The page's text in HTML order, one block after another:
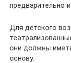
предварительно
Для детского
они должны
основу.